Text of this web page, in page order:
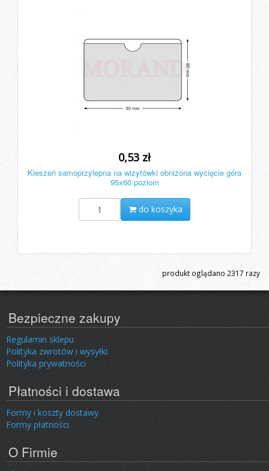
0,53 zł
Kieszeń samoprzylepna na wizytówki obniżona wycięcie góra
95x60 poziom
do koszyka
produkt oglądano 2317 razy
Bezpieczne zakupy
Regulamin sklepu
Polityka zwrotów i wysyłki
Polityka prywatności
Płatności i dostawa
Formy i koszty dostawy
Formy płatności
O Firmie